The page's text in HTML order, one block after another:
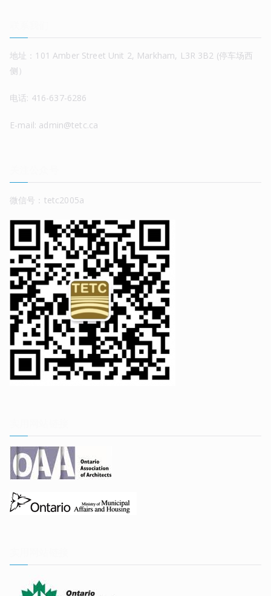
地址：101 Amber Street Unit 2, Markham, L3R 3B2 (停车场西
侧）
电话: 416-637-6286
E-mail: admin@tetc.ca
微信号：tetc2005a